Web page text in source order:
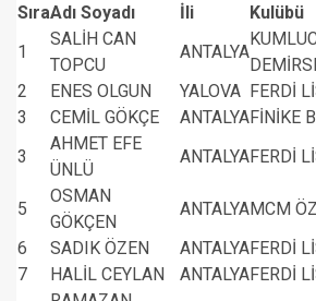
SıraAdı Soyadı İli Kulübü
1
SALİH CAN
TOPCU
ANTALYA
2
ENES OLGUN YALOVA FERDİ
3
CEMİL GÖKÇE ANTALYAFİNİKE
3
AHMET EFE
ÜNLÜ
ANTALYAFERDİ
5
OSMAN
GÖKÇEN
ANTALYAMCM
6
SADIK ÖZEN ANTALYAFERDİ
7
HALİL CEYLAN ANTALYAFERDİ